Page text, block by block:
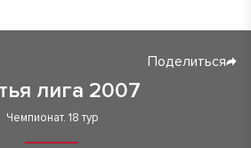
лига 2007
Поделиться
Чемпионат. 18 тур